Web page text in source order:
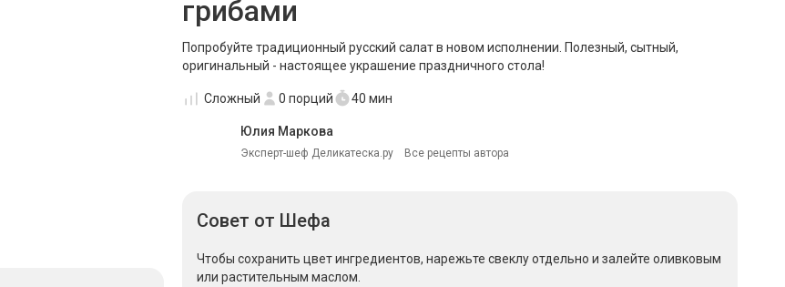
грибами
Попробуйте традиционный русский салат в новом исполнении. Полезный, сытный,
оригинальный - настоящее украшение праздничного стола!
Сложный 0 порций 40 мин
Юлия Маркова
Эксперт-шеф Деликатеска.ру Все рецепты автора
Совет от Шефа
Чтобы сохранить цвет ингредиентов, нарежьте свеклу отдельно и залейте оливковым
или растительным маслом.